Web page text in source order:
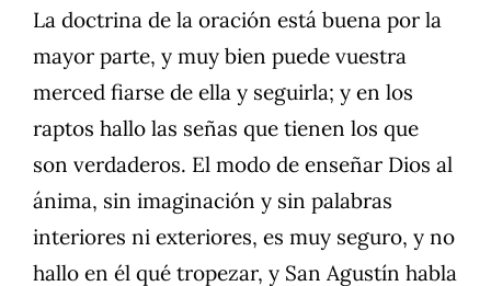
La doctrina de la oración está buena por la
mayor parte, y muy bien puede vuestra
merced fiarse de ella y seguirla; y en los
raptos hallo las señas que tienen los que
son verdaderos. El modo de enseñar Dios al
ánima, sin imaginación y sin palabras
interiores ni exteriores, es muy seguro, y no
hallo en él qué tropezar, y San Agustín habla